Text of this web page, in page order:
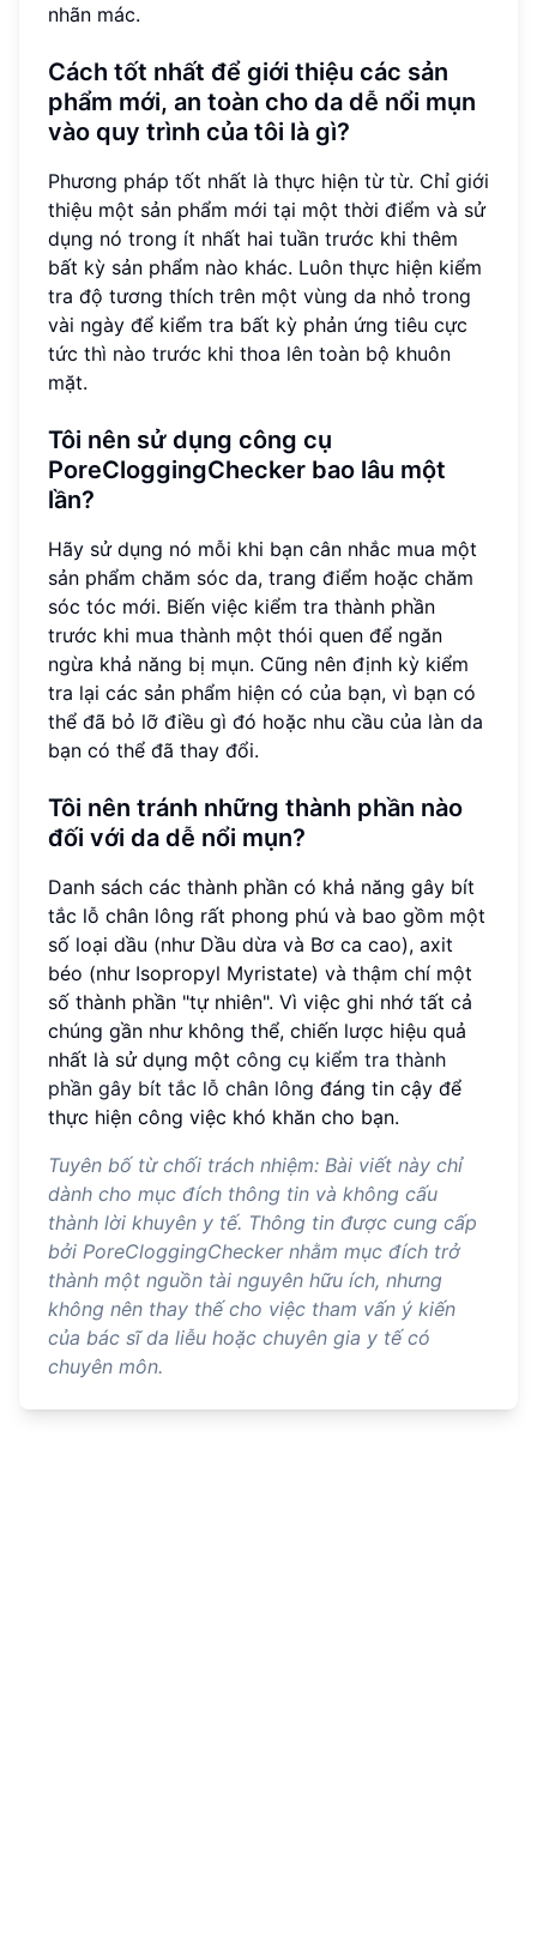
nhãn mác.
Cách tốt nhất để giới thiệu các sản
phẩm mới, an toàn cho da dễ nổi mụn
vào quy trình của tôi là gì?
Phương pháp tốt nhất là thực hiện từ từ. Chỉ giới
thiệu một sản phẩm mới tại một thời điểm và sử
dụng nó trong ít nhất hai tuần trước khi thêm
bất kỳ sản phẩm nào khác. Luôn thực hiện kiểm
tra độ tương thích trên một vùng da nhỏ trong
vài ngày để kiểm tra bất kỳ phản ứng tiêu cực
tức thì nào trước khi thoa lên toàn bộ khuôn
mặt.
Tôi nên sử dụng công cụ
PoreCloggingChecker bao lâu một
lần?
Hãy sử dụng nó mỗi khi bạn cân nhắc mua một
sản phẩm chăm sóc da, trang điểm hoặc chăm
sóc tóc mới. Biến việc kiểm tra thành phần
trước khi mua thành một thói quen để ngăn
ngừa khả năng bị mụn. Cũng nên định kỳ kiểm
tra lại các sản phẩm hiện có của bạn, vì bạn có
thể đã bỏ lỡ điều gì đó hoặc nhu cầu của làn da
bạn có thể đã thay đổi.
Tôi nên tránh những thành phần nào
đối với da dễ nổi mụn?
Danh sách các thành phần có khả năng gây bít
tắc lỗ chân lông rất phong phú và bao gồm một
số loại dầu (như Dầu dừa và Bơ ca cao), axit
béo (như Isopropyl Myristate) và thậm chí một
số thành phần "tự nhiên". Vì việc ghi nhớ tất cả
chúng gần như không thể, chiến lược hiệu quả
nhất là sử dụng một công cụ kiểm tra thành
phần gây bít tắc lỗ chân lông đáng tin cậy để
thực hiện công việc khó khăn cho bạn.
Tuyên bố từ chối trách nhiệm: Bài viết này chỉ
dành cho mục đích thông tin và không cấu
thành lời khuyên y tế. Thông tin được cung cấp
bởi PoreCloggingChecker nhằm mục đích trở
thành một nguồn tài nguyên hữu ích, nhưng
không nên thay thế cho việc tham vấn ý kiến
của bác sĩ da liễu hoặc chuyên gia y tế có
chuyên môn.